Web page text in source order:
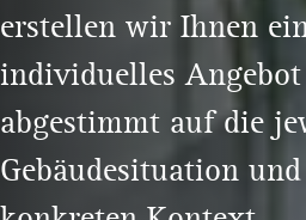
erstellen wir Ihnen
individuelles
abgestimmt auf die
Gebäudesituation